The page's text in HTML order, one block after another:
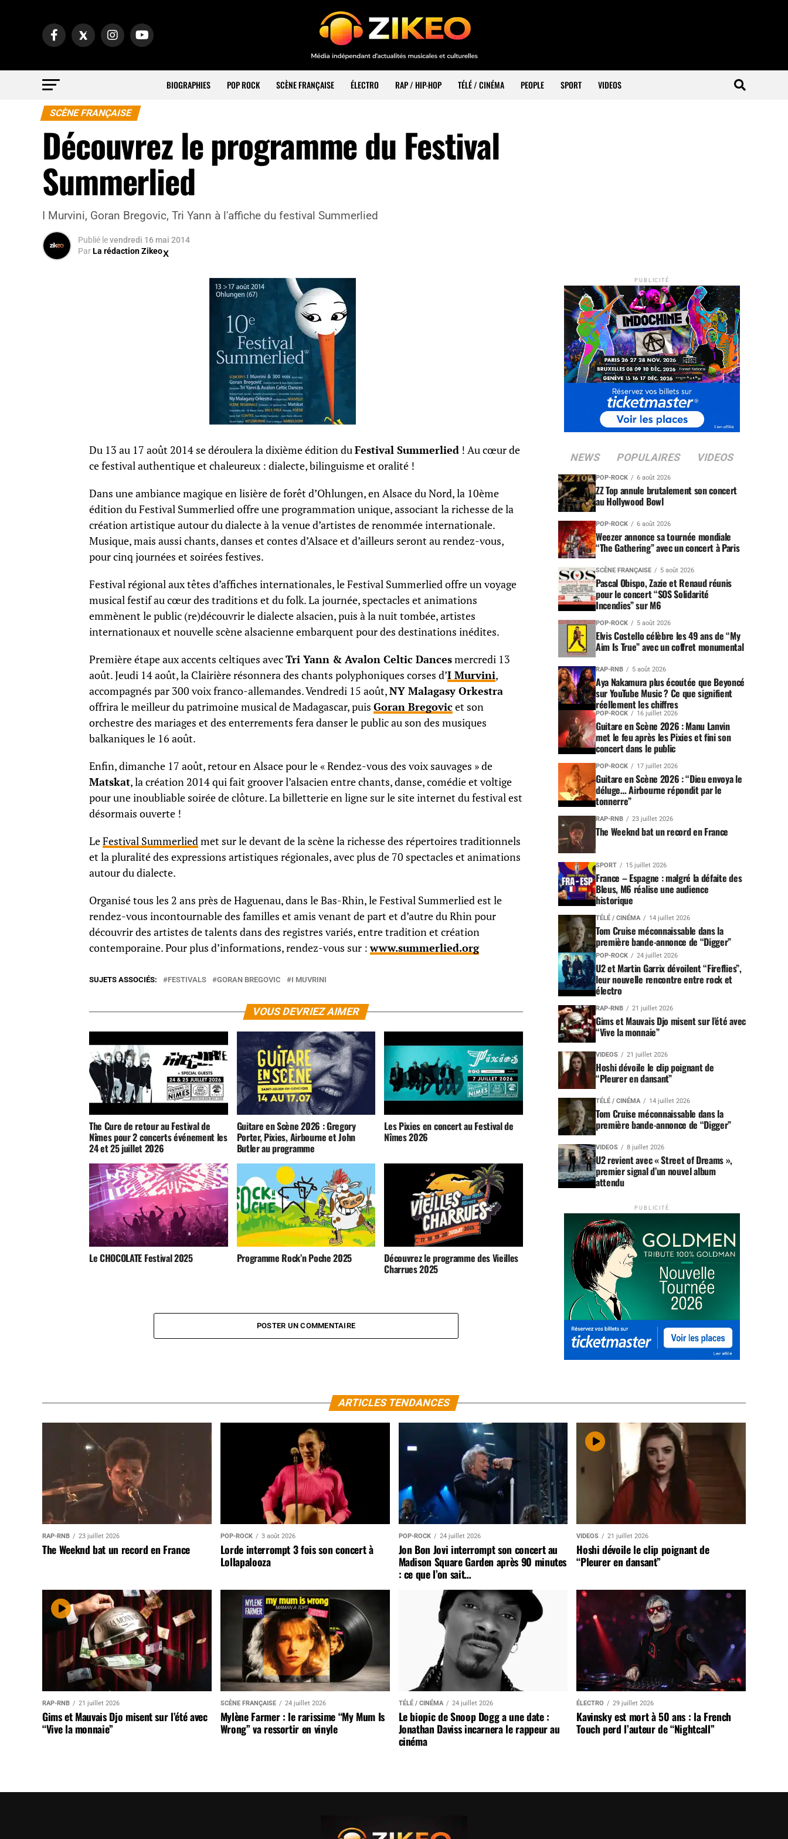
BIOGRAPHIES POP ROCK SCÈNE FRANÇAISE ÉLECTRO RAP / HIP-HOP TÉLÉ / CINÉMA PEOPLE SPORT VIDEOS
SCÈNE FRANÇAISE
Découvrez le programme du Festival
Summerlied
I Murvini, Goran Bregovic, Tri Yann à l'affiche du festival Summerlied
Publié levendredi 16 mai 2014
ParLa rédaction Zikeo
Du 13 au 17 août 2014 se déroulera la dixième édition duFestival Summerlied ! Au cœur de
ce festival authentique et chaleureux : dialecte, bilinguisme et oralité !
Dans une ambiance magique en lisière de forêt d’Ohlungen, en Alsace du Nord, la 10ème
édition du Festival Summerlied offre une programmation unique, associant la richesse de la
création artistique autour du dialecte à la venue d’artistes de renommée internationale.
Musique, mais aussi chants, danses et contes d’Alsace et d’ailleurs seront au rendez-vous,
pour cinq journées et soirées festives.
Festival régional aux têtes d’affiches internationales, le Festival Summerlied offre un voyage
musical festif au cœur des traditions et du folk. La journée, spectacles et animations
emmènent le public (re)découvrir le dialecte alsacien, puis à la nuit tombée, artistes
internationaux et nouvelle scène alsacienne embarquent pour des destinations inédites.
Première étape aux accents celtiques avecTri Yann & Avalon Celtic Dancesmercredi 13
août. Jeudi 14 août, la Clairière résonnera des chants polyphoniques corses d’I Murvini,
accompagnés par 300 voix franco-allemandes. Vendredi 15 août,NY Malagasy Orkestra
offrira le meilleur du patrimoine musical de Madagascar, puis Goran Bregovic et son
orchestre des mariages et des enterrements fera danser le public au son des musiques
balkaniques le 16 août.
Enfin, dimanche 17 août, retour en Alsace pour le « Rendez-vous des voix sauvages » de
Matskat, la création 2014 qui fait groover l’alsacien entre chants, danse, comédie et voltige
pour une inoubliable soirée de clôture. La billetterie en ligne sur le site internet du festival est
désormais ouverte !
LeFestival Summerliedmet sur le devant de la scène la richesse des répertoires traditionnels
et la pluralité des expressions artistiques régionales, avec plus de 70 spectacles et animations
autour du dialecte.
Organisé tous les 2 ans près de Haguenau, dans le Bas-Rhin, le Festival Summerlied est le
rendez-vous incontournable des familles et amis venant de part et d’autre du Rhin pour
découvrir des artistes de talents dans des registres variés, entre tradition et création
contemporaine. Pour plus d’informations, rendez-vous sur :www.summerlied.org
SUJETS ASSOCIÉS: FESTIVALS GORAN BREGOVIC I MUVRINI
VOUS DEVRIEZ AIMER
The Cure de retour au Festival de
Nîmes pour 2 concerts événement les
24 et 25 juillet 2026
Guitare en Scène 2026 : Gregory
Porter, Pixies, Airbourne et John
Butler au programme
Les Pixies en concert au Festival de
Nîmes 2026
Le CHOCOLATE Festival 2025 Programme Rock’n Poche 2025 Découvrez le programme des Vieilles
Charrues 2025
POSTER UN COMMENTAIRE
PUBLICITÉ
NEWS POPULAIRES VIDEOS
POP-ROCK 6 août 2026
ZZ Top annule brutalement son concert
au Hollywood Bowl
POP-ROCK 6 août 2026
Weezer annonce sa tournée mondiale
“The Gathering” avec un concert à Paris
SCÈNE FRANÇAISE 5 août 2026
Pascal Obispo, Zazie et Renaud réunis
pour le concert “SOS Solidarité
Incendies” sur M6
POP-ROCK 5 août 2026
Elvis Costello célèbre les 49 ans de “My
Aim Is True” avec un coffret monumental
RAP-RNB 5 août 2026
Aya Nakamura plus écoutée que Beyoncé
sur YouTube Music ? Ce que signifient
réellement les chiffres
POP-ROCK 16 juillet 2026
Guitare en Scène 2026 : Manu Lanvin
met le feu après les Pixies et fini son
concert dans le public
POP-ROCK 17 juillet 2026
Guitare en Scène 2026 : “Dieu envoya le
déluge… Airbourne répondit par le
tonnerre”
RAP-RNB 23 juillet 2026
The Weeknd bat un record en France
SPORT 15 juillet 2026
France – Espagne : malgré la défaite des
Bleus, M6 réalise une audience
historique
TÉLÉ / CINÉMA 14 juillet 2026
Tom Cruise méconnaissable dans la
première bande-annonce de “Digger”
POP-ROCK 24 juillet 2026
U2 et Martin Garrix dévoilent “Fireflies”,
leur nouvelle rencontre entre rock et
électro
RAP-RNB 21 juillet 2026
Gims et Mauvais Djo misent sur l’été avec
“Vive la monnaie”
VIDEOS 21 juillet 2026
Hoshi dévoile le clip poignant de
“Pleurer en dansant”
TÉLÉ / CINÉMA 14 juillet 2026
Tom Cruise méconnaissable dans la
première bande-annonce de “Digger”
VIDEOS 8 juillet 2026
U2 revient avec « Street of Dreams »,
premier signal d’un nouvel album
attendu
PUBLICITÉ
ARTICLES TENDANCES
RAP-RNB 23 juillet 2026
The Weeknd bat un record en France
POP-ROCK 3 août 2026
Lorde interrompt 3 fois son concert à
Lollapalooza
POP-ROCK 24 juillet 2026
Jon Bon Jovi interrompt son concert au
Madison Square Garden après 90 minutes
: ce que l’on sait…
VIDEOS 21 juillet 2026
Hoshi dévoile le clip poignant de
“Pleurer en dansant”
RAP-RNB 21 juillet 2026
Gims et Mauvais Djo misent sur l’été avec
“Vive la monnaie”
SCÈNE FRANÇAISE 24 juillet 2026
Mylène Farmer : le rarissime “My Mum Is
Wrong” va ressortir en vinyle
TÉLÉ / CINÉMA 24 juillet 2026
Le biopic de Snoop Dogg a une date :
Jonathan Daviss incarnera le rappeur au
cinéma
ÉLECTRO 29 juillet 2026
Kavinsky est mort à 50 ans : la French
Touch perd l’auteur de “Nightcall”